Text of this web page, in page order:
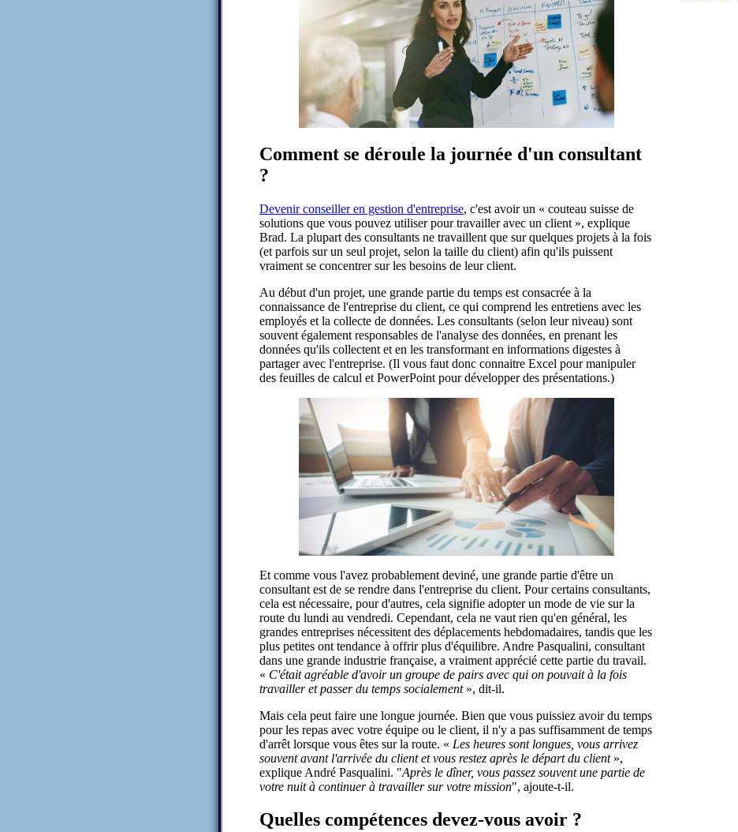
Comment se déroule la journée d'un consultant
?
Devenir conseiller en gestion d'entreprise, c'est avoir un « couteau suisse de
solutions que vous pouvez utiliser pour travailler avec un client », explique
Brad. La plupart des consultants ne travaillent que sur quelques projets à la fois
(et parfois sur un seul projet, selon la taille du client) afin qu'ils puissent
vraiment se concentrer sur les besoins de leur client.
Au début d'un projet, une grande partie du temps est consacrée à la
connaissance de l'entreprise du client, ce qui comprend les entretiens avec les
employés et la collecte de données. Les consultants (selon leur niveau) sont
souvent également responsables de l'analyse des données, en prenant les
données qu'ils collectent et en les transformant en informations digestes à
partager avec l'entreprise. (Il vous faut donc connaitre Excel pour manipuler
des feuilles de calcul et PowerPoint pour développer des présentations.)
Et comme vous l'avez probablement deviné, une grande partie d'être un
consultant est de se rendre dans l'entreprise du client. Pour certains consultants,
cela est nécessaire, pour d'autres, cela signifie adopter un mode de vie sur la
route du lundi au vendredi. Cependant, cela ne vaut rien qu'en général, les
grandes entreprises nécessitent des déplacements hebdomadaires, tandis que les
plus petites ont tendance à offrir plus d'équilibre. Andre Pasqualini, consultant
dans une grande industrie française, a vraiment apprécié cette partie du travail.
« C'était agréable d'avoir un groupe de pairs avec qui on pouvait à la fois
travailler et passer du temps socialement», dit-il.
Mais cela peut faire une longue journée. Bien que vous puissiez avoir du temps
pour les repas avec votre équipe ou le client, il n'y a pas suffisamment de temps
d'arrêt lorsque vous êtes sur la route. « Les heures sont longues, vous arrivez
souvent avant l'arrivée du client et vous restez après le départ du client»,
explique André Pasqualini. "Après le dîner, vous passez souvent une partie de
votre nuit à continuer à travailler sur votre mission", ajoute-t-il.
Quelles compétences devez-vous avoir ?